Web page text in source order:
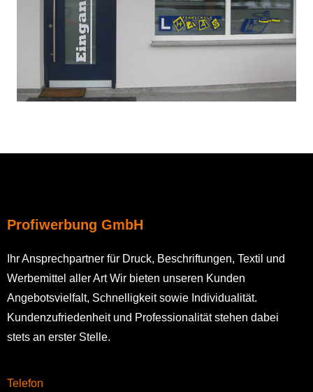
Profiwerbung GmbH
Ihr Ansprechpartner für Druck, Beschriftungen, Textil und
Werbemittel aller Art Wir bieten unseren Kunden
Angebotsvielfalt, Schnelligkeit sowie Individualität.
Kundenzufriedenheit und Professionalität stehen dabei
stets an erster Stelle.
Telefon